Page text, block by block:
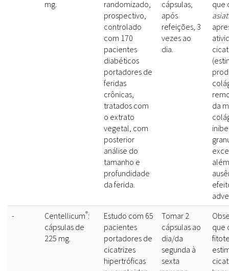
mg.
randomizado,
prospectivo,
controlado
com 170
pacientes
diabéticos
portadores de
feridas
crônicas,
tratados com
o extrato
vegetal, com
posterior
análise do
tamanho e
profundidade
da ferida.
cápsulas,
após
refeições, 3
vezes ao
dia.
que
da
-
Centellicum®:
cápsulas de
225 mg.
Estudo com 65
pacientes
portadores de
cicatrizes
hipertróficas
Tomar 2
cápsulas ao
dia/da
segunda à
sexta
que